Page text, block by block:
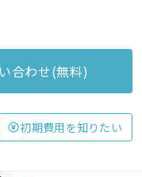
合わせ(無料)
初期費用を知りたい